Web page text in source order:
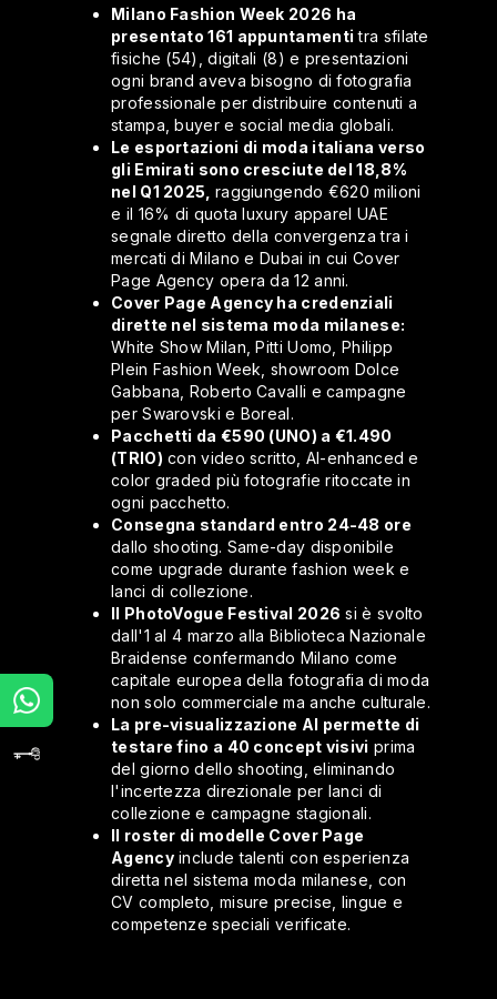
Milano Fashion Week 2026 ha
presentato 161 appuntamenti tra sfilate
fisiche (54), digitali (8) e presentazioni
ogni brand aveva bisogno di fotografia
professionale per distribuire contenuti a
stampa, buyer e social media globali.
Le esportazioni di moda italiana verso
gli Emirati sono cresciute del 18,8%
nel Q1 2025, raggiungendo €620 milioni
e il 16% di quota luxury apparel UAE
segnale diretto della convergenza tra i
mercati di Milano e Dubai in cui Cover
Page Agency opera da 12 anni.
Cover Page Agency ha credenziali
dirette nel sistema moda milanese:
White Show Milan, Pitti Uomo, Philipp
Plein Fashion Week, showroom Dolce
Gabbana, Roberto Cavalli e campagne
per Swarovski e Boreal.
Pacchetti da €590 (UNO) a €1.490
(TRIO) con video scritto, AI-enhanced e
color graded più fotografie ritoccate in
ogni pacchetto.
Consegna standard entro 24-48 ore
dallo shooting. Same-day disponibile
come upgrade durante fashion week e
lanci di collezione.
Il PhotoVogue Festival 2026 si è svolto
dall'1 al 4 marzo alla Biblioteca Nazionale
Braidense confermando Milano come
capitale europea della fotografia di moda
non solo commerciale ma anche culturale.
La pre-visualizzazione AI permette di
testare fino a 40 concept visivi prima
del giorno dello shooting, eliminando
l'incertezza direzionale per lanci di
collezione e campagne stagionali.
Il roster di modelle Cover Page
Agencyinclude talenti con esperienza
diretta nel sistema moda milanese, con
CV completo, misure precise, lingue e
competenze speciali verificate.